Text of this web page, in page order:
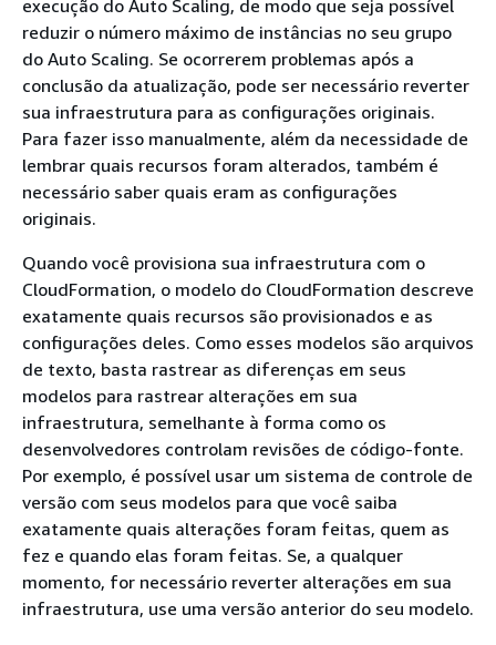
execução do Auto Scaling, de modo que seja possível
reduzir o número máximo de instâncias no seu grupo
do Auto Scaling. Se ocorrerem problemas após a
conclusão da atualização, pode ser necessário reverter
sua infraestrutura para as configurações originais.
Para fazer isso manualmente, além da necessidade de
lembrar quais recursos foram alterados, também é
necessário saber quais eram as configurações
originais.
Quando você provisiona sua infraestrutura com o
CloudFormation, o modelo do CloudFormation descreve
exatamente quais recursos são provisionados e as
configurações deles. Como esses modelos são arquivos
de texto, basta rastrear as diferenças em seus
modelos para rastrear alterações em sua
infraestrutura, semelhante à forma como os
desenvolvedores controlam revisões de código-fonte.
Por exemplo, é possível usar um sistema de controle de
versão com seus modelos para que você saiba
exatamente quais alterações foram feitas, quem as
fez e quando elas foram feitas. Se, a qualquer
momento, for necessário reverter alterações em sua
infraestrutura, use uma versão anterior do seu modelo.